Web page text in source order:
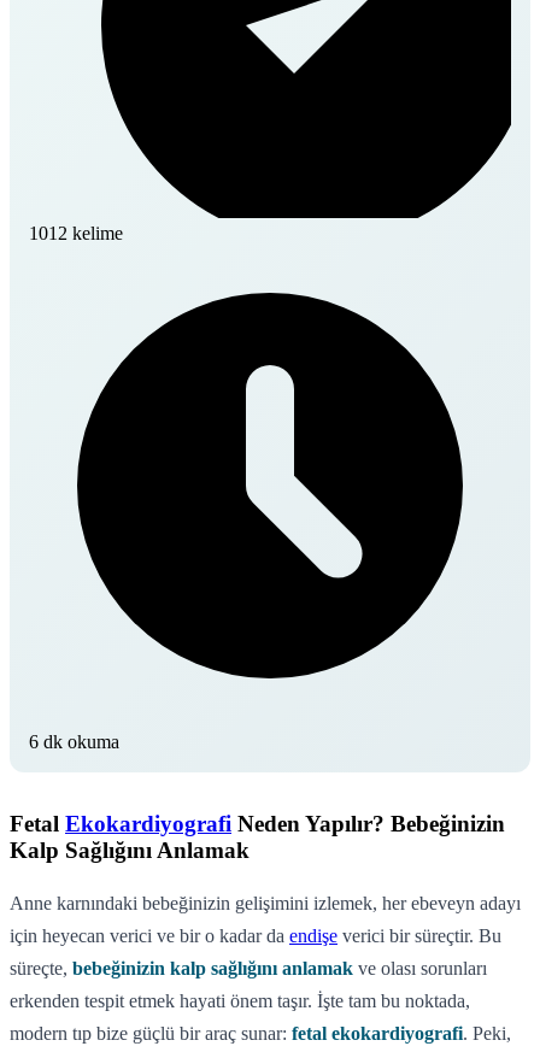
1012 kelime
6 dk okuma
Fetal Ekokardiyografi Neden Yapılır? Bebeğinizin
Kalp Sağlığını Anlamak
Anne karnındaki bebeğinizin gelişimini izlemek, her ebeveyn adayı
için heyecan verici ve bir o kadar da endişe verici bir süreçtir. Bu
süreçte, bebeğinizin kalp sağlığını anlamak ve olası sorunları
erkenden tespit etmek hayati önem taşır. İşte tam bu noktada,
modern tıp bize güçlü bir araç sunar: fetal ekokardiyografi. Peki,